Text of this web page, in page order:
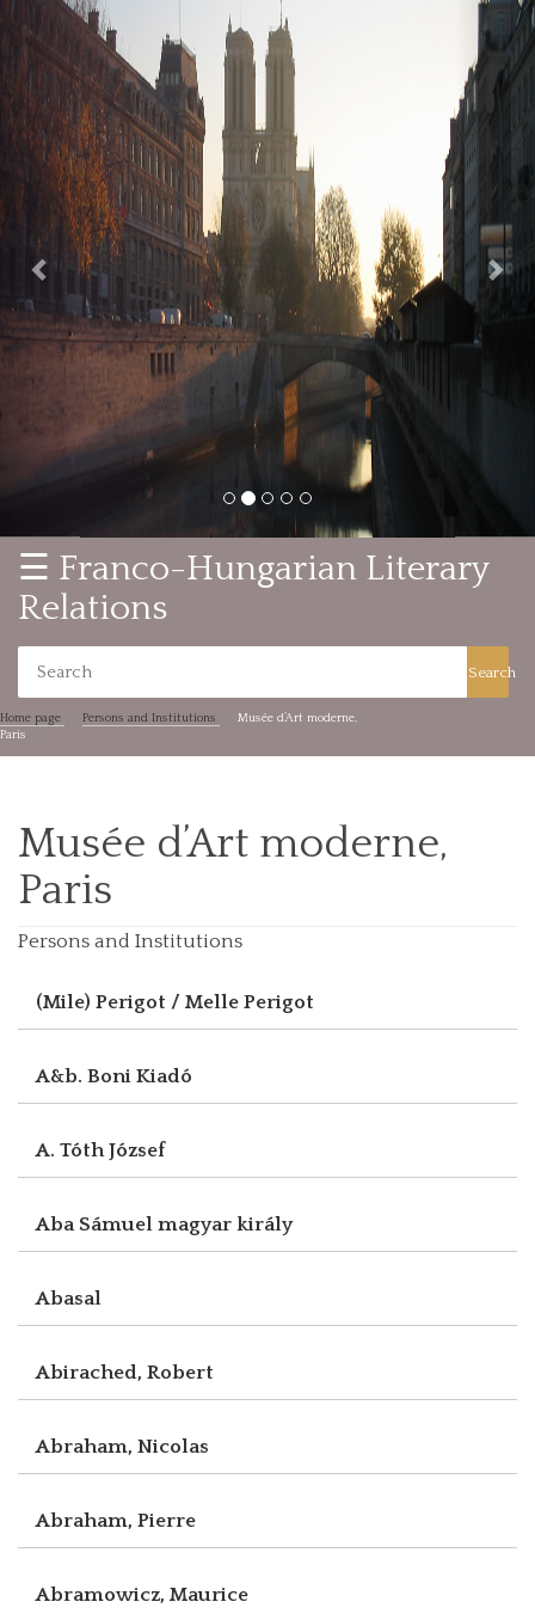
Previous
☰ Franco-Hungarian Literary
Relations
Search
Home page Persons and Institutions
Musée d’Art moderne,
Paris
Musée d’Art moderne,
Paris
Persons and Institutions
(Mile) Perigot / Melle Perigot
A&b. Boni Kiadó
A. Tóth József
Aba Sámuel magyar király
Abasal
Abirached, Robert
Abraham, Nicolas
Abraham, Pierre
Abramowicz, Maurice